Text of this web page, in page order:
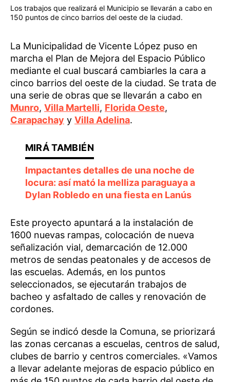
Los trabajos que realizará el Municipio se llevarán a cabo en
150 puntos de cinco barrios del oeste de la ciudad.
La Municipalidad de Vicente López puso en
marcha el Plan de Mejora del Espacio Público
mediante el cual buscará cambiarles la cara a
cinco barrios del oeste de la ciudad. Se trata de
una serie de obras que se llevarán a cabo en
Munro, Villa Martelli, Florida Oeste,
Carapachay y Villa Adelina.
Impactantes detalles de una noche de
locura: así mató la melliza paraguaya a
Dylan Robledo en una fiesta en Lanús
Este proyecto apuntará a la instalación de
1600 nuevas rampas, colocación de nueva
señalización vial, demarcación de 12.000
metros de sendas peatonales y de accesos de
las escuelas. Además, en los puntos
seleccionados, se ejecutarán trabajos de
bacheo y asfaltado de calles y renovación de
cordones.
Según se indicó desde la Comuna, se priorizará
las zonas cercanas a escuelas, centros de salud,
clubes de barrio y centros comerciales. «Vamos
a llevar adelante mejoras de espacio público en